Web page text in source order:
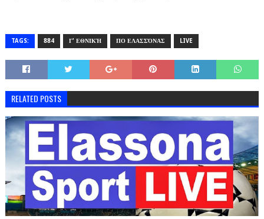
TAGS: 884 Γ' ΕΘΝΙΚΉ ΠΟ ΕΛΑΣΣΌΝΑΣ LIVE
RELATED POSTS